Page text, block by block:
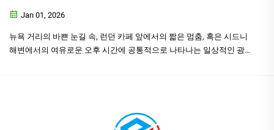
Jan 01, 2026
뉴욕 거리의 바쁜 눈길 속, 런던 카페 앞에서의 짧은 멈춤, 혹은 시드니
해변에서의 여유로운 오후 시간에 공통적으로 나타나는 일상적인 광경